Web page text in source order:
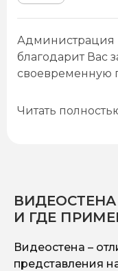
благодарит Вас
своевременную
оборудованием
Читать
ВИДЕОСТЕНА
И ГДЕ
Видеостена –
представления